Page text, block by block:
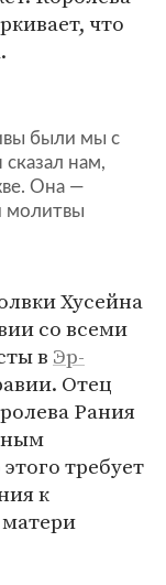
что
были мы с
сказал нам,
Она —
молитвы
Хусейна
со всеми
в Эр-
Отец
Рания
требует
к